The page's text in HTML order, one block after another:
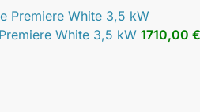
White 3,5 kW 1710,00 €